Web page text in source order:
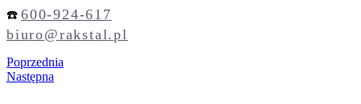
☎️ 600-924-617
biuro@rakstal.pl
Poprzednia
Następna